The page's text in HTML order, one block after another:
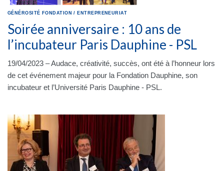
GÉNÉROSITÉ FONDATION / ENTREPRENEURIAT
Soirée anniversaire : 10 ans de
l’incubateur Paris Dauphine - PSL
19/04/2023 – Audace, créativité, succès, ont été à l’honneur lors
de cet événement majeur pour la Fondation Dauphine, son
incubateur et l’Université Paris Dauphine - PSL.